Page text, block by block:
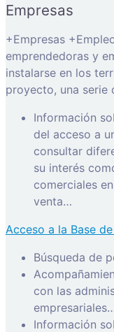
Empresas
+Empresas
emprendedoras y
instalarse en los
proyecto, una serie
Información
del acceso a
consultar
su interés
comerciales
venta…
Acceso a la Base
Búsqueda de
con las
Información